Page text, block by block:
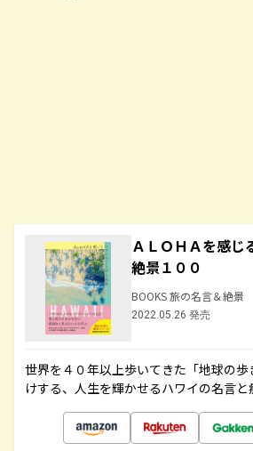
ＡＬＯＨＡを感じ
絶景１００
BOOKS 旅の名言＆絶景
2022.05.26 発売
世界を４０年以上歩いてきた「地球の
けする、人生を輝かせるハワイの名言